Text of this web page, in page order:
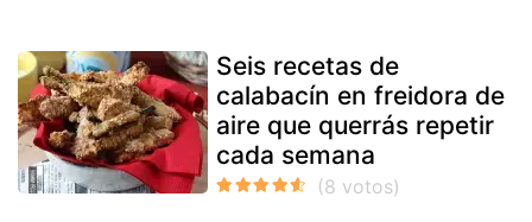
Seis recetas de
calabacín en freidora de
aire que querrás repetir
cada semana